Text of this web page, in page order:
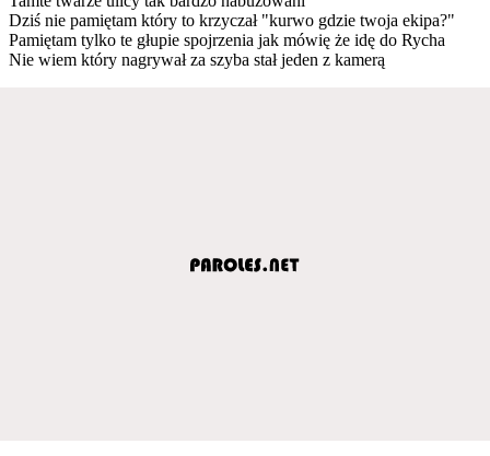
Dziś nie pamiętam który to krzyczał "kurwo gdzie twoja ekipa?"
Pamiętam tylko te głupie spojrzenia jak mówię że idę do Rycha
Nie wiem który nagrywał za szyba stał jeden z kamerą